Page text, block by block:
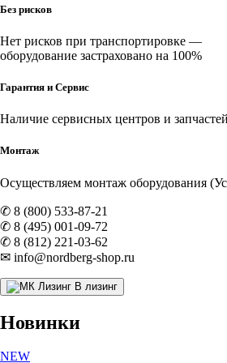
Без рисков
Нет рисков при транспортировке —
оборудование застраховано на 100%
Гарантия и Сервис
Наличие сервисных центров и запчастей
Монтаж
Осуществляем монтаж оборудования
✆ 8 (800) 533-87-21
✆ 8 (495) 001-09-72
✆ 8 (812) 221-03-62
✉ info@nordberg-shop.ru
В лизинг
Новинки
NEW